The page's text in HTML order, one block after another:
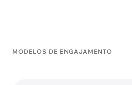
MODELOS DE ENGAJAMENTO